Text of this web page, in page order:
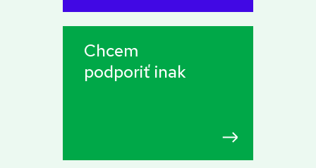
Chcem
podporiť inak